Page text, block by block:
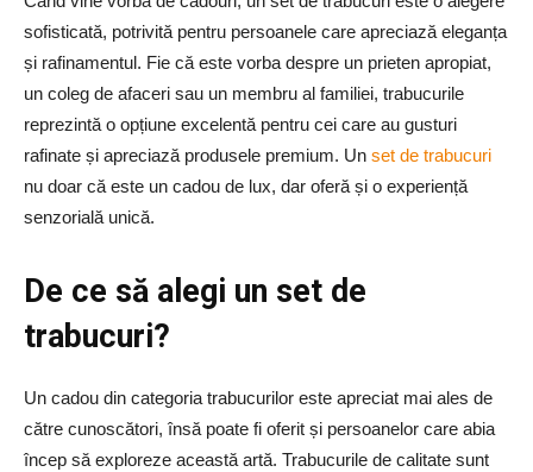
sofisticată, potrivită pentru persoanele care apreciază eleganța
și rafinamentul. Fie că este vorba despre un prieten apropiat,
un coleg de afaceri sau un membru al familiei, trabucurile
reprezintă o opțiune excelentă pentru cei care au gusturi
rafinate și apreciază produsele premium. Un set de trabucuri
nu doar că este un cadou de lux, dar oferă și o experiență
senzorială unică.
De ce să alegi un set de
trabucuri?
Un cadou din categoria trabucurilor este apreciat mai ales de
către cunoscători, însă poate fi oferit și persoanelor care abia
încep să exploreze această artă. Trabucurile de calitate sunt